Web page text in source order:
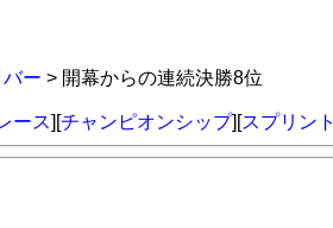
バー > 開幕からの連続決勝8位
ース][チャンピオンシップ][スプリント